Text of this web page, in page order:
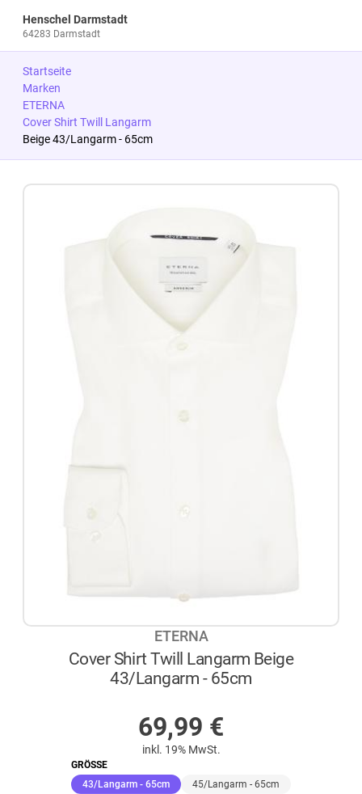
Henschel Darmstadt
64283 Darmstadt
Startseite
Marken
ETERNA
Cover Shirt Twill Langarm
Beige 43/Langarm - 65cm
ETERNA
Cover Shirt Twill Langarm Beige
43/Langarm - 65cm
69,99 €
inkl. 19% MwSt.
GRÖSSE
43/Langarm - 65cm(ausgewählt)
45/Langarm - 65cm